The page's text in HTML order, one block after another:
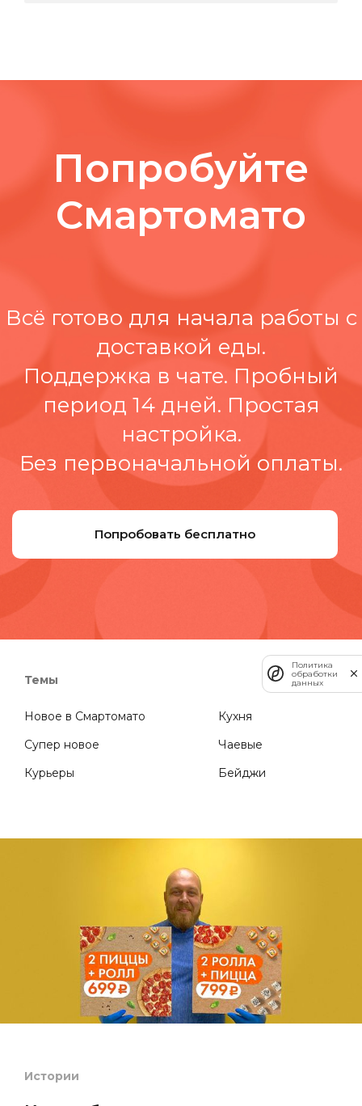
Попробуйте
Смартомато
Всё готово для начала работы c
доставкой еды.
Поддержка в чате. Пробный
период 14 дней. Простая
настройка.
Без первоначальной оплаты.
Попробовать бесплатно
Темы
Новое в Смартомато
Кухня
Супер новое
Чаевые
Курьеры
Бейджи
Истории
Политика
обработки
данных